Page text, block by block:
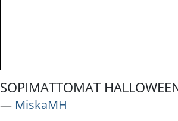
SOPIMATTOMAT
― MiskaMH